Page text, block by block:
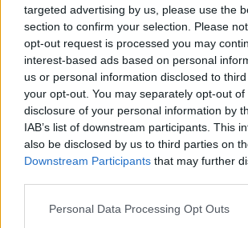
targeted advertising by us, please use the
section to confirm your selection. Please
opt-out request is processed you may
interest-based ads based on personal
us or personal information disclosed to
your opt-out. You may separately opt-out
disclosure of your personal information by
IAB’s list of downstream participants. This
also be disclosed by us to third parties on
Downstream Participants that may further
Personal Data Processing Opt Outs
Az Egyesült Királyság és az
megállapodásra jutott a jövőbeni
üzleti és gazdasági
jelentették be csütörtökön a felek.
lényege, hogy vám- és
szabadkereskedelmi
Ezzel a négy évvel ezelőtti Brexit-
tartó folyamat végére kerülhet
gazdasági bizonytalanság. A londoni